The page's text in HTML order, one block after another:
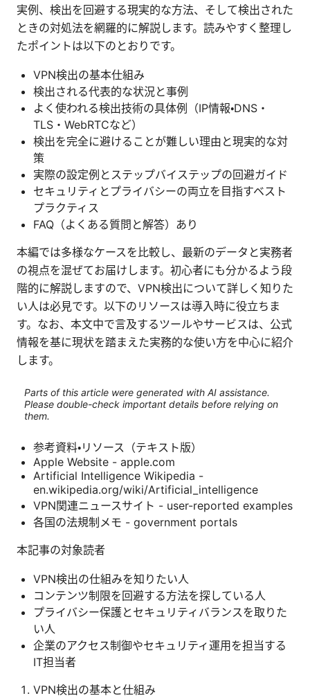
実例、検出を回避する現実的な方法、そして検出された
ときの対処法を網羅的に解説します。読みやすく整理し
たポイントは以下のとおりです。
VPN検出の基本仕組み
検出される代表的な状況と事例
よく使われる検出技術の具体例（IP情報・DNS・
TLS・WebRTCなど）
検出を完全に避けることが難しい理由と現実的な対
策
実際の設定例とステップバイステップの回避ガイド
セキュリティとプライバシーの両立を目指すベスト
プラクティス
FAQ（よくある質問と解答）あり
本編では多様なケースを比較し、最新のデータと実務者
の視点を混ぜてお届けします。初心者にも分かるよう段
階的に解説しますので、VPN検出について詳しく知りた
い人は必見です。以下のリソースは導入時に役立ちま
す。なお、本文中で言及するツールやサービスは、公式
情報を基に現状を踏まえた実務的な使い方を中心に紹介
します。
Parts of this article were generated with AI assistance.
Please double-check important details before relying on
them.
参考資料・リソース（テキスト版）
Apple Website - apple.com
Artificial Intelligence Wikipedia -
en.wikipedia.org/wiki/Artificial_intelligence
VPN関連ニュースサイト - user-reported examples
各国の法規制メモ - government portals
本記事の対象読者
VPN検出の仕組みを知りたい人
コンテンツ制限を回避する方法を探している人
プライバシー保護とセキュリティバランスを取りた
い人
企業のアクセス制御やセキュリティ運用を担当する
IT担当者
VPN検出の基本と仕組み